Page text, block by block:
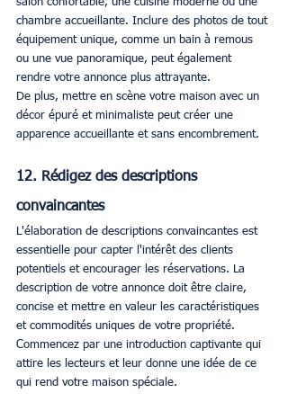
salon confortable, une cuisine moderne ou une
chambre accueillante. Inclure des photos de tout
équipement unique, comme un bain à remous
ou une vue panoramique, peut également
rendre votre annonce plus attrayante.
De plus, mettre en scène votre maison avec un
décor épuré et minimaliste peut créer une
apparence accueillante et sans encombrement.
12. Rédigez des descriptions
convaincantes
L'élaboration de descriptions convaincantes est
essentielle pour capter l'intérêt des clients
potentiels et encourager les réservations. La
description de votre annonce doit être claire,
concise et mettre en valeur les caractéristiques
et commodités uniques de votre propriété.
Commencez par une introduction captivante qui
attire les lecteurs et leur donne une idée de ce
qui rend votre maison spéciale.